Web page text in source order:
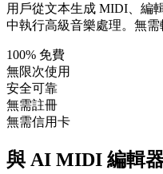
用戶從文本生成 MIDI、編
中執行高級音樂處理。無需
100% 免費
無限次使用
安全可靠
無需註冊
無需信用卡
與 AI MIDI 編輯